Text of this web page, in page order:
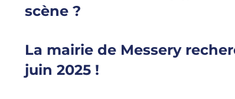
scène ?
La mairie de Messery
juin 2025 !